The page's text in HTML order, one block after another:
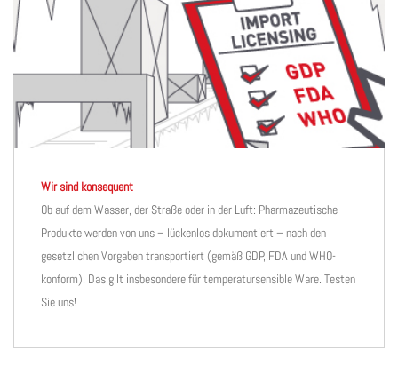
Wir sind konsequent
Ob auf dem Wasser, der Straße oder in der Luft: Pharmazeutische
Produkte werden von uns – lückenlos dokumentiert – nach den
gesetzlichen Vorgaben transportiert (gemäß GDP, FDA und WHO-
konform). Das gilt insbesondere für temperatursensible Ware. Testen
Sie uns!